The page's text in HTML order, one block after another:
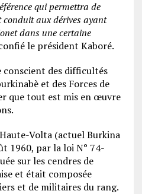
qui permettra de
aux dérives ayant
dans une certaine
le président Kaboré.
conscient des difficultés
et des Forces de
que tout est mis en œuvre
Volta (actuel Burkina
1960, par la loi N° 74-
sur les cendres de
et était composée
et de militaires du rang.